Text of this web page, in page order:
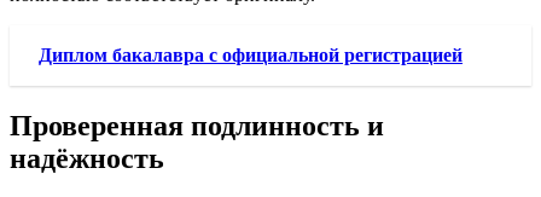
Диплом бакалавра с официальной регистрацией
Проверенная подлинность и
надёжность